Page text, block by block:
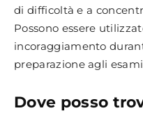
di difficoltà e a
Possono essere
incoraggiamento
preparazione agli
Dove posso